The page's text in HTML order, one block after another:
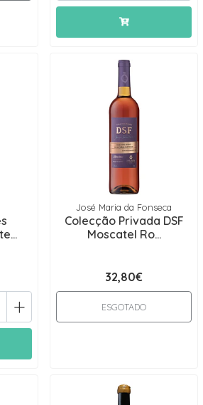
+
José Maria da Fonseca
Colecção Privada DSF
Moscatel Ro...
32,80€
ESGOTADO